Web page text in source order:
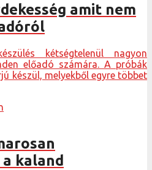
amit nem
kétségtelenül nagyon
előadó számára. A próbák
készül, melyekből egyre többet
a kaland